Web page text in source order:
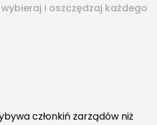
i oszczędzaj każdego
członkiń zarządów niż